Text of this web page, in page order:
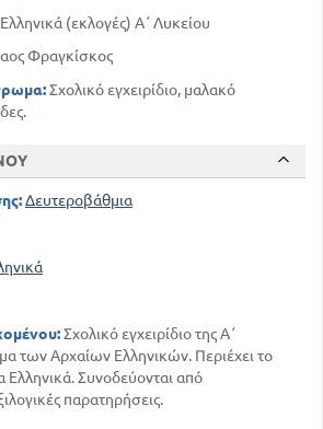
(εκλογές) Α΄ Λυκείου
Φραγκίσκος
Σχολικό εγχειρίδιο, μαλακό
Δευτεροβάθμια
Σχολικό εγχειρίδιο της Α΄
των Αρχαίων Ελληνικών. Περιέχει το
Συνοδεύονται από
παρατηρήσεις.